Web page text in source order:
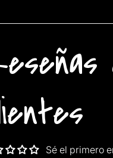
Sé el primero